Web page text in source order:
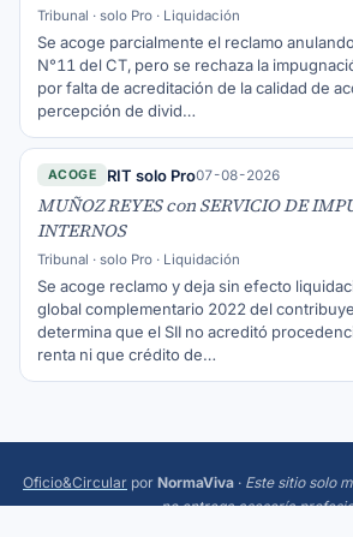
Tribunal · solo Pro · Liquidación
Se acoge parcialmente el reclamo
N°11 del CT, pero se rechaza la
por falta de acreditación de la calidad de
percepción de divid…
ACOGE RIT solo Pro07-08-2026
MUÑOZ REYES con SERVICIO DE
INTERNOS
Tribunal · solo Pro · Liquidación
Se acoge reclamo y deja sin efecto
global complementario 2022 del
determina que el SII no acreditó
renta ni que crédito de…
Oficio&Circular por NormaViva · Este sitio solo
no entrega asesoría